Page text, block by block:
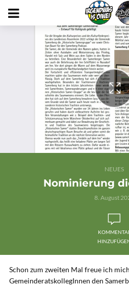
NEUES
Nominierung
8. August
Schon zum zweiten Mal freue ich
GemeinderatskollegInnen den